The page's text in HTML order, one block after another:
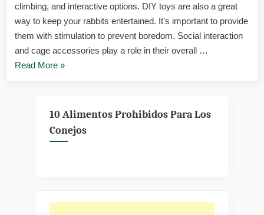
climbing, and interactive options. DIY toys are also a great
way to keep your rabbits entertained. It’s important to provide
them with stimulation to prevent boredom. Social interaction
and cage accessories play a role in their overall …
Read More«Rabbit
»
10 Alimentos Prohibidos Para Los
Conejos